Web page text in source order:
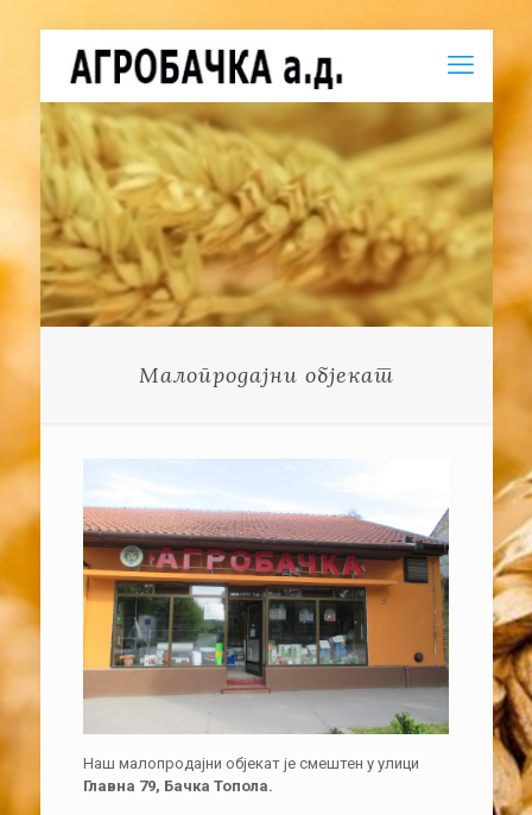
Малопродајни објекат
Наш малопродајни објекат је смештен у улици
Главна 79, Бачка Топола.